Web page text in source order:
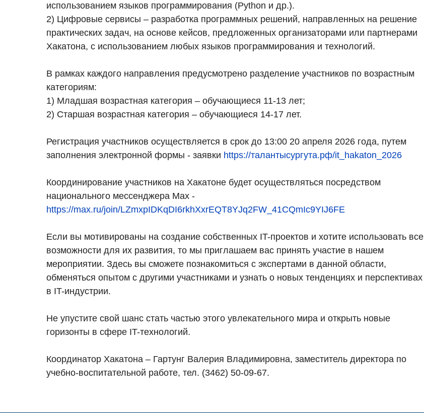
использованием языков программирования (Python и др.).
2) Цифровые сервисы – разработка программных решений, направленных на решение
практических задач, на основе кейсов, предложенных организаторами или партнерами
Хакатона, с использованием любых языков программирования и технологий.
​В рамках каждого направления предусмотрено разделение участников по возрастным
категориям:
1) Младшая возрастная категория – обучающиеся 11-13 лет;
2) Старшая возрастная категория – обучающиеся 14-17 лет.
Регистрация участников осуществляется в срок до 13:00 20 апреля 2026 года, путем
заполнения электронной формы - заявки https://талантысургута.рф/it_hakaton_2026
Координирование участников на Хакатоне будет осуществляться посредством
национального мессенджера Мах -
https://max.ru/join/LZmxpIDKqDI6rkhXxrEQT8YJq2FW_41CQmIc9YIJ6FE
Если вы мотивированы на создание собственных IT-проектов и хотите использовать все
возможности для их развития, то мы приглашаем вас принять участие в нашем
мероприятии. Здесь вы сможете познакомиться с экспертами в данной области,
обменяться опытом с другими участниками и узнать о новых тенденциях и перспективах
в IT-индустрии.
Не упустите свой шанс стать частью этого увлекательного мира и открыть новые
горизонты в сфере IT-технологий.
Координатор Хакатона – Гартунг Валерия Владимировна, заместитель директора по
учебно-воспитательной работе, тел. (3462) 50-09-67.